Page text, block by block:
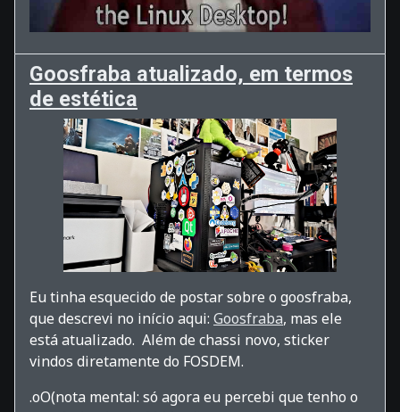
Goosfraba atualizado, em termos
de estética
Eu tinha esquecido de postar sobre o goosfraba,
que descrevi no início aqui: Goosfraba, mas ele
está atualizado. Além de chassi novo, sticker
vindos diretamente do FOSDEM.
.oO(nota mental: só agora eu percebi que tenho o